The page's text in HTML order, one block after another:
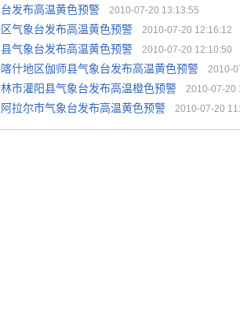
发布高温黄色预警 2010-07-20 13:13:55
气象台发布高温黄色预警 2010-07-20 12:16:12
气象台发布高温黄色预警 2010-07-20 12:10:50
什地区伽师县气象台发布高温黄色预警 2010-
市灌阳县气象台发布高温橙色预警 2010-07-20
拉尔市气象台发布高温黄色预警 2010-07-20